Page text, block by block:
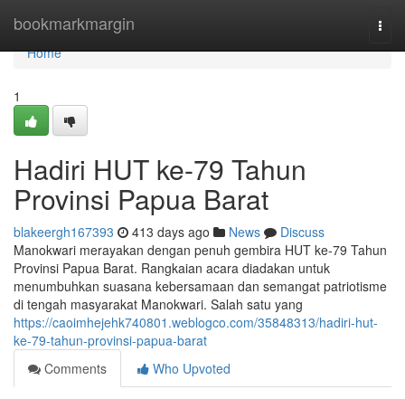
bookmarkmargin
Home
Home
1
Hadiri HUT ke-79 Tahun
Provinsi Papua Barat
blakeergh167393 413 days ago News
Discuss
Manokwari merayakan dengan penuh gembira HUT ke-79 Tahun
Provinsi Papua Barat. Rangkaian acara diadakan untuk
menumbuhkan suasana kebersamaan dan semangat patriotisme
di tengah masyarakat Manokwari. Salah satu yang
https://caoimhejehk740801.weblogco.com/35848313/hadiri-hut-
ke-79-tahun-provinsi-papua-barat
Comments
Who Upvoted